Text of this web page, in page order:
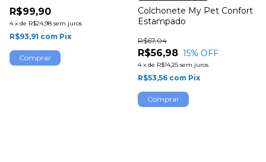
R$99,90
4 x de R$24,98 sem juros
R$93,91 com Pix
Colchonete My Pet Confort
Estampado
R$56,98
R$67,04
15% OFF
4 x de R$14,25 sem juros
R$53,56 com Pix
Comprar